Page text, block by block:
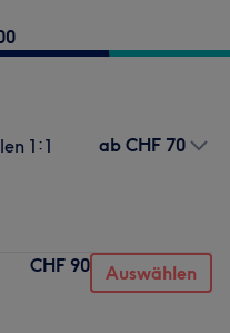
1:1
ab CHF 70
CHF 90 Auswählen